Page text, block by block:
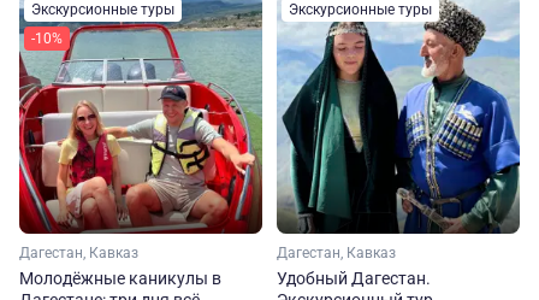
Экскурсионные туры
-10%
Дагестан, Кавказ
Молодёжные каникулы в
Экскурсионные туры
Дагестан, Кавказ
Удобный Дагестан.